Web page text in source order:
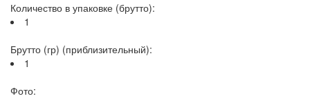
Количество в упаковке (брутто):
1
Брутто (гр) (приблизительный):
1
Фото: